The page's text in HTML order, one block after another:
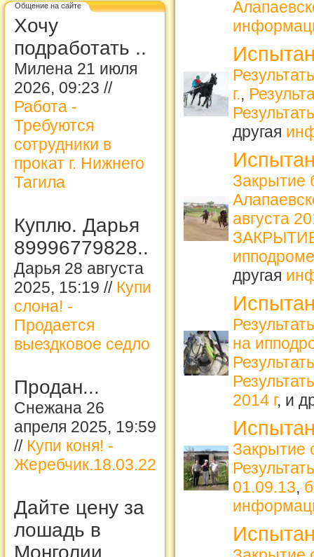
Общение на сайте
Хочу
подработать ..
Милена 21 июля
2026, 09:23 //
Работа -
Требуются
сотрудники в
прокат г. Нижнего
Тагила
Куплю. Дарья
89996779828..
Дарья 28 августа
2025, 15:19 // Купи
слона! -
Продается
выездковое седло
Продан...
Снежана 26
апреля 2025, 19:59
// Купи коня! -
Жеребчик.18.03.22
Дайте цену за
лошадь в
Монголии
г.,
другая
Закрытие
августа
ЗАКРЫТИЕ
другая
на
2014 г, и
Закрытие
01.09.13,